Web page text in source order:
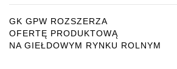
GK GPW ROZSZERZA
OFERTĘ PRODUKTOWĄ
NA GIEŁDOWYM RYNKU ROLNYM